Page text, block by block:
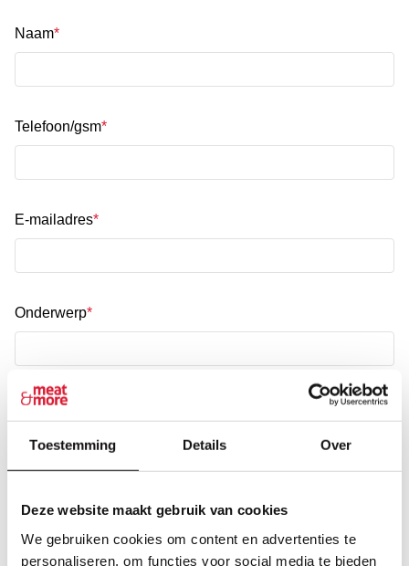
Toestemming Details Over
Deze website maakt gebruik van cookies
We gebruiken cookies om content en advertenties te
personaliseren, om functies voor social media te bieden
Naam
Telefoon/gsm
E-mailadres
Onderwerp
Bericht